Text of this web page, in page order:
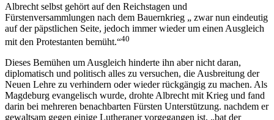
Albrecht selbst gehört auf den Reichstagen und
Fürstenversammlungen nach dem Bauernkrieg „ zwar nun eindeutig
auf der päpstlichen Seite, jedoch immer wieder um einen Ausgleich
mit den Protestanten bemüht.“40
Dieses Bemühen um Ausgleich hinderte ihn aber nicht daran,
diplomatisch und politisch alles zu versuchen, die Ausbreitung der
Neuen Lehre zu verhindern oder wieder rückgängig zu machen. Als
Magdeburg evangelisch wurde, drohte Albrecht mit Krieg und fand
darin bei mehreren benachbarten Fürsten Unterstützung. nachdem er
gewaltsam gegen einige Lutheraner vorgegangen ist, „bat der